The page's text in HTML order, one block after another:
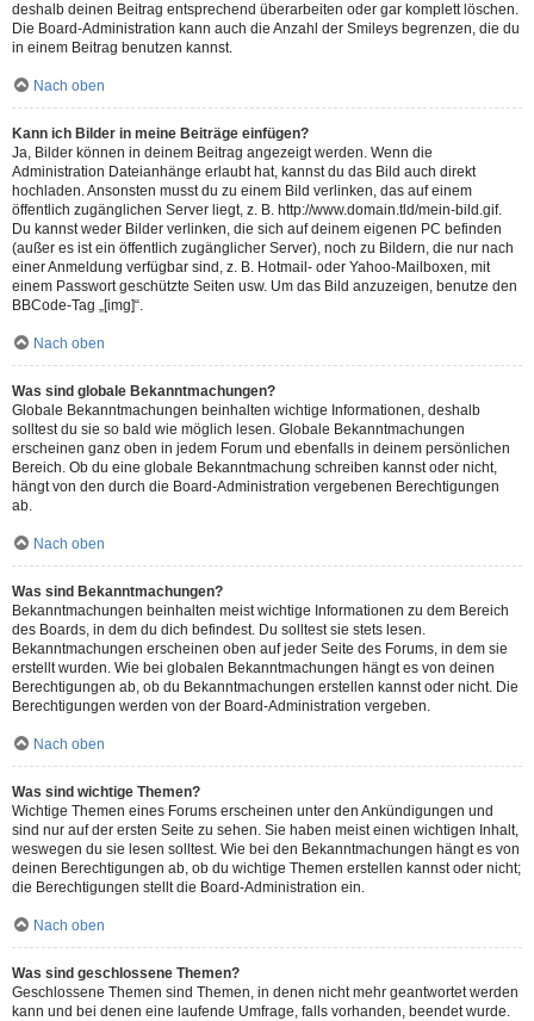
deshalb deinen Beitrag entsprechend überarbeiten oder gar komplett löschen.
Die Board-Administration kann auch die Anzahl der Smileys begrenzen, die du
in einem Beitrag benutzen kannst.
Nach oben
Kann ich Bilder in meine Beiträge einfügen?
Ja, Bilder können in deinem Beitrag angezeigt werden. Wenn die
Administration Dateianhänge erlaubt hat, kannst du das Bild auch direkt
hochladen. Ansonsten musst du zu einem Bild verlinken, das auf einem
öffentlich zugänglichen Server liegt, z. B. http://www.domain.tld/mein-bild.gif.
Du kannst weder Bilder verlinken, die sich auf deinem eigenen PC befinden
(außer es ist ein öffentlich zugänglicher Server), noch zu Bildern, die nur nach
einer Anmeldung verfügbar sind, z. B. Hotmail- oder Yahoo-Mailboxen, mit
einem Passwort geschützte Seiten usw. Um das Bild anzuzeigen, benutze den
BBCode-Tag „[img]“.
Nach oben
Was sind globale Bekanntmachungen?
Globale Bekanntmachungen beinhalten wichtige Informationen, deshalb
solltest du sie so bald wie möglich lesen. Globale Bekanntmachungen
erscheinen ganz oben in jedem Forum und ebenfalls in deinem persönlichen
Bereich. Ob du eine globale Bekanntmachung schreiben kannst oder nicht,
hängt von den durch die Board-Administration vergebenen Berechtigungen
ab.
Nach oben
Was sind Bekanntmachungen?
Bekanntmachungen beinhalten meist wichtige Informationen zu dem Bereich
des Boards, in dem du dich befindest. Du solltest sie stets lesen.
Bekanntmachungen erscheinen oben auf jeder Seite des Forums, in dem sie
erstellt wurden. Wie bei globalen Bekanntmachungen hängt es von deinen
Berechtigungen ab, ob du Bekanntmachungen erstellen kannst oder nicht. Die
Berechtigungen werden von der Board-Administration vergeben.
Nach oben
Was sind wichtige Themen?
Wichtige Themen eines Forums erscheinen unter den Ankündigungen und
sind nur auf der ersten Seite zu sehen. Sie haben meist einen wichtigen Inhalt,
weswegen du sie lesen solltest. Wie bei den Bekanntmachungen hängt es von
deinen Berechtigungen ab, ob du wichtige Themen erstellen kannst oder nicht;
die Berechtigungen stellt die Board-Administration ein.
Nach oben
Was sind geschlossene Themen?
Geschlossene Themen sind Themen, in denen nicht mehr geantwortet werden
kann und bei denen eine laufende Umfrage, falls vorhanden, beendet wurde.